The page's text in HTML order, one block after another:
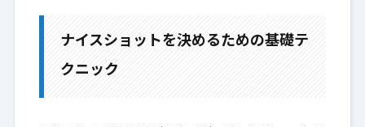
ナイスショットを決めるための基礎テ
クニック